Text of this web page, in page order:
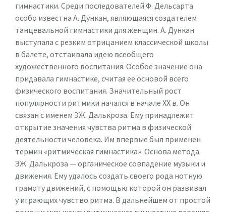
гимнастики. Среди последователей Ф. Дельсарта
особо известна А. Дункан, являющаяся создателем
танцевальной гимнастики для женщин. А. Дункан
выступала с резким отрицанием классической школы
в балете, отстаивала идею всеобщего
художественного воспитания. Особое значение она
придавала гимнастике, считая ее основой всего
физического воспитания. Значительный рост
популярности ритмики начался в начале ХХ в. Он
связан с именем ЭЖ. Далькроза. Ему принадлежит
открытие значения чувства ритма в физической
деятельности человека. Им впервые был применен
термин «ритмическая гимнастика». Основа метода
ЭЖ. Далькроза — органическое совпадение музыки и
движения. Ему удалось создать своего рода нотную
грамоту движений, с помощью которой он развивал
у играющих чувство ритма. В дальнейшем от простой